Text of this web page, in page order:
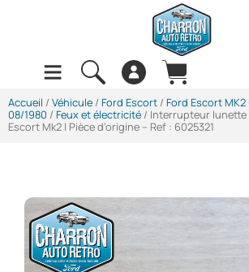
Accueil / Véhicule / Ford Escort / Ford Escort MK2
08/1980 / Feux et électricité / Interrupteur lunette
Escort Mk2 | Pièce d’origine – Ref : 6025321